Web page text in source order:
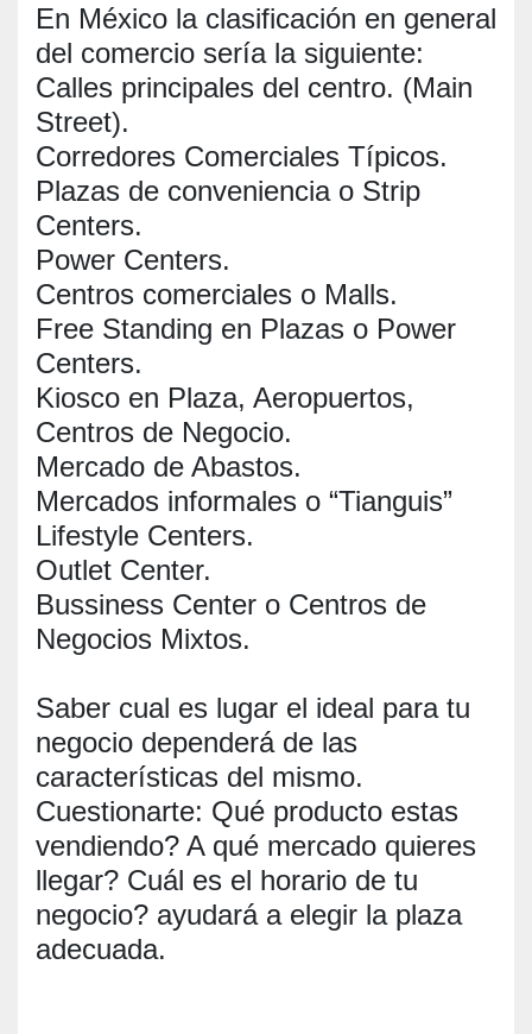
En México la clasificación en general
del comercio sería la siguiente:
Calles principales del centro. (Main
Street).
Corredores Comerciales Típicos.
Plazas de conveniencia o Strip
Centers.
Power Centers.
Centros comerciales o Malls.
Free Standing en Plazas o Power
Centers.
Kiosco en Plaza, Aeropuertos,
Centros de Negocio.
Mercado de Abastos.
Mercados informales o “Tianguis”
Lifestyle Centers.
Outlet Center.
Bussiness Center o Centros de
Negocios Mixtos.
Saber cual es lugar el ideal para tu
negocio dependerá de las
características del mismo.
Cuestionarte: Qué producto estas
vendiendo? A qué mercado quieres
llegar? Cuál es el horario de tu
negocio? ayudará a elegir la plaza
adecuada.